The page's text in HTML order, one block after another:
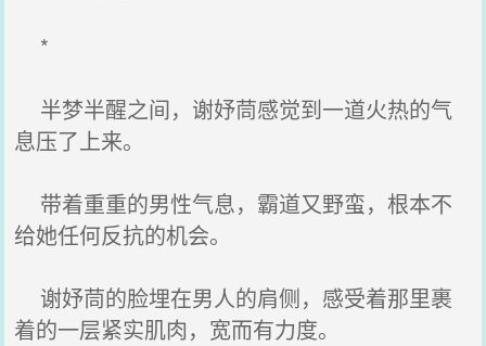
*
半梦半醒之间，谢妤茼感觉到一道火热的气
息压了上来。
带着重重的男性气息，霸道又野蛮，根本不
给她任何反抗的机会。
谢妤茼的脸埋在男人的肩侧，感受着那里裹
着的一层紧实肌肉，宽而有力度。